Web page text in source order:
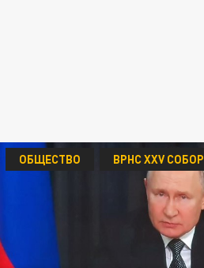
ОБЩЕСТВО ВРНС XXV СОБОР